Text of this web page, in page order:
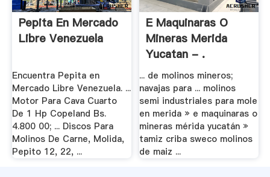
Pepita En Mercado
Libre Venezuela
Encuentra Pepita en
Mercado Libre Venezuela. ...
Motor Para Cava Cuarto
De 1 Hp Copeland Bs.
4.800 00; ... Discos Para
Molinos De Carne, Molida,
Pepito 12, 22, ...
E Maquinaras O
Mineras Merida
Yucatan - .
... de molinos mineros;
navajas para ... molinos
semi industriales para mole
en merida » e maquinaras o
mineras mérida yucatán »
tamiz criba sweco molinos
de maiz ...